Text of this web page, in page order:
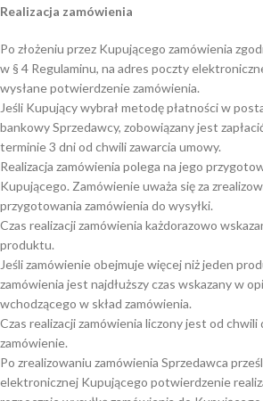
Realizacja zamówienia
Po złożeniu przez Kupującego zamówienia
w § 4 Regulaminu, na adres poczty
wysłane potwierdzenie zamówienia.
Jeśli Kupujący wybrał metodę płatności w
bankowy Sprzedawcy, zobowiązany jest
terminie 3 dni od chwili zawarcia umowy.
Realizacja zamówienia polega na jego
Kupującego. Zamówienie uważa się za
przygotowania zamówienia do wysyłki.
Czas realizacji zamówienia każdorazowo
produktu.
Jeśli zamówienie obejmuje więcej niż jeden
zamówienia jest najdłuższy czas wskazany w
wchodzącego w skład zamówienia.
Czas realizacji zamówienia liczony jest od chwili
zamówienie.
Po zrealizowaniu zamówienia Sprzedawca
elektronicznej Kupującego potwierdzenie